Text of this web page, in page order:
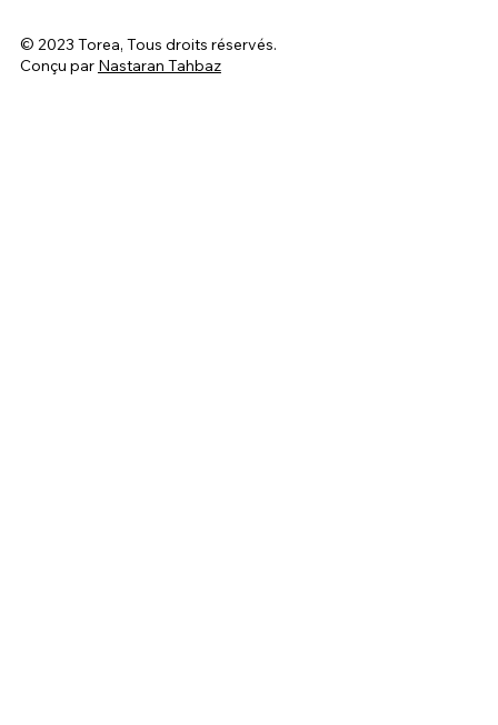
© 2023 Torea, Tous droits réservés.
Conçu par Nastaran Tahbaz